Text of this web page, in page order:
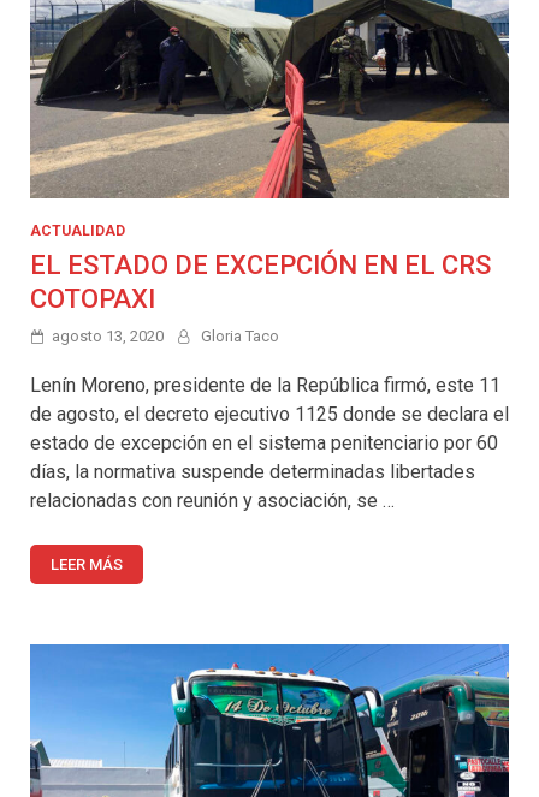
ACTUALIDAD
EL ESTADO DE EXCEPCIÓN EN EL CRS
COTOPAXI
agosto 13, 2020 Gloria Taco
Lenín Moreno, presidente de la República firmó, este 11
de agosto, el decreto ejecutivo 1125 donde se declara el
estado de excepción en el sistema penitenciario por 60
días, la normativa suspende determinadas libertades
relacionadas con reunión y asociación, se …
LEER MÁS